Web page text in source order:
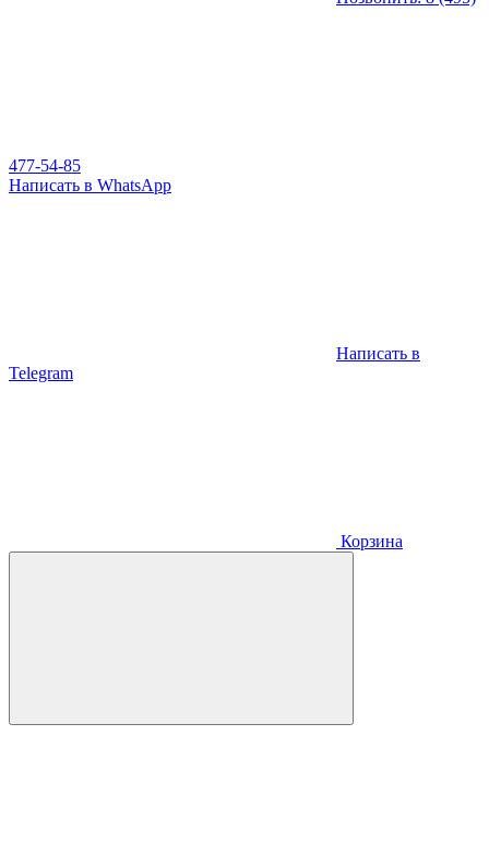
477-54-85
Написать в WhatsApp
Написать в
Telegram
Корзина